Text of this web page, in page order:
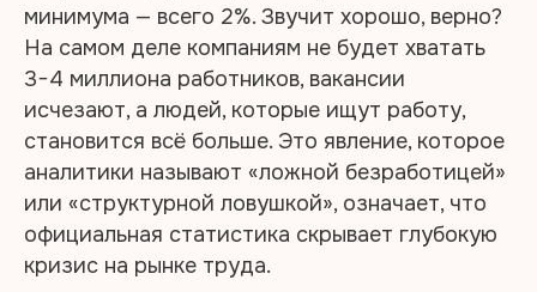
минимума — всего 2%. Звучит хорошо, верно?
На самом деле компаниям не будет хватать
3−4 миллиона работников, вакансии
исчезают, а людей, которые ищут работу,
становится всё больше. Это явление, которое
аналитики называют «ложной безработицей»
или «структурной ловушкой», означает, что
официальная статистика скрывает глубокую
кризис на рынке труда.